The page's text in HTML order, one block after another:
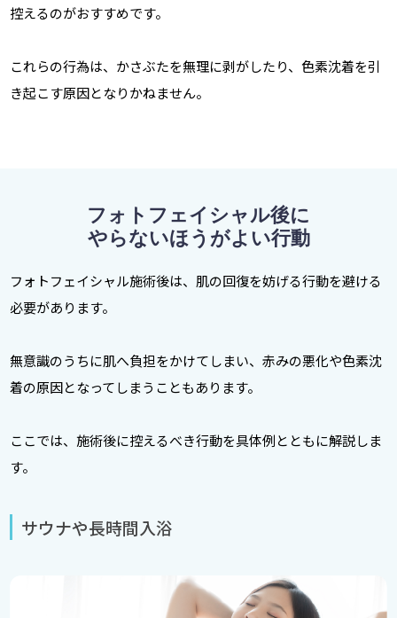
控えるのがおすすめです。
これらの行為は、かさぶたを無理に剥がしたり、色素沈着を引
き起こす原因となりかねません。
フォトフェイシャル後に
やらないほうがよい行動
フォトフェイシャル施術後は、肌の回復を妨げる行動を避ける
必要があります。
無意識のうちに肌へ負担をかけてしまい、赤みの悪化や色素沈
着の原因となってしまうこともあります。
ここでは、施術後に控えるべき行動を具体例とともに解説しま
す。
サウナや長時間入浴